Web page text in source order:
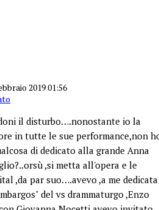
2019 01:56
il disturbo….nonostante io la
in tutte le sue performance,non
di dedicato alla grande Anna
,si metta all'opera e le
,da par suo….avevo ,a me dedicata
del vs drammaturgo ,Enzo